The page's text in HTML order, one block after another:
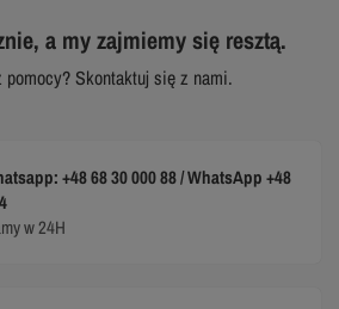
a my zajmiemy się resztą.
pomocy? Skontaktuj się z nami.
+48 68 30 000 88 / WhatsApp +48
w 24H